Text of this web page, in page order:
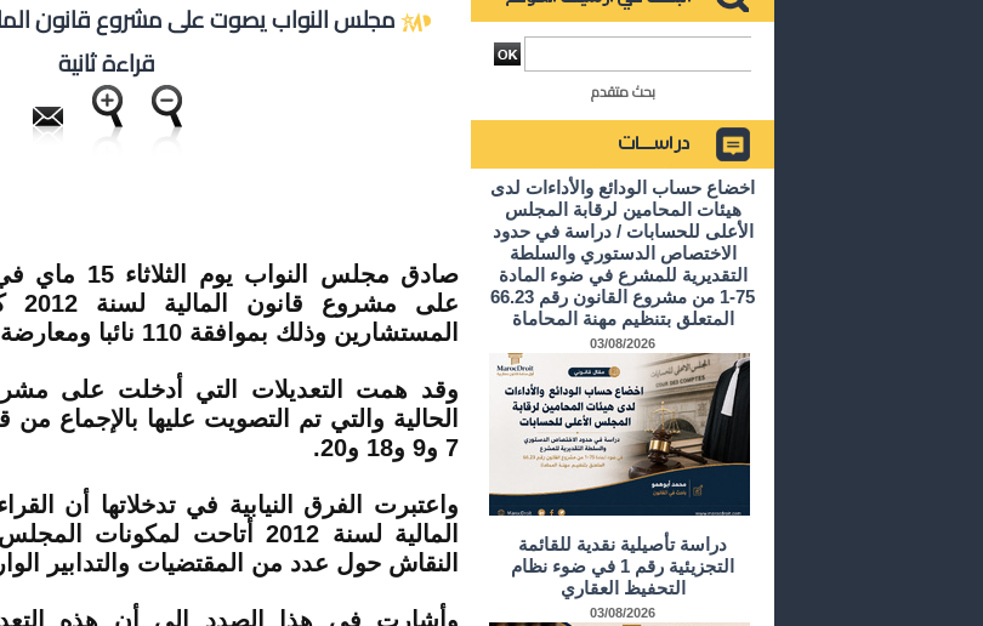
قراءة ثانية
صادق مجلس
المستشارين وذلك بموافقة 110 نائبا ومعارضة 45 آخرين.
وقد همت التعديلات التي أدخلت على
الحالية والتي تم التصويت عليها بالإجماع
7 و9 و18 و20.
واعتبرت الفرق النيابية في تدخلاتها أن
المالية لسنة 2012 أتاحت
النقاش حول عدد من المقتضيات والتدابير
وأشارت في هذا الصدد إلى أن هذه
بحث متقدم
اخضاع حساب الودائع والأداءات لدى
هيئات المحامين لرقابة المجلس
الأعلى للحسابات / دراسة في حدود
الاختصاص الدستوري والسلطة
التقديرية للمشرع في ضوء المادة
75-1 من مشروع القانون رقم 66.23
المتعلق بتنظيم مهنة المحاماة
03/08/2026
دراسة تأصيلية نقدية للقائمة
التجزيئية رقم 1 في ضوء نظام
التحفيظ العقاري
03/08/2026